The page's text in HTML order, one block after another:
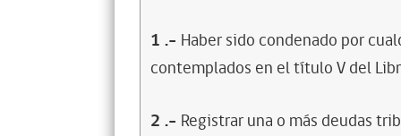
1 .- Haber sido condenado por
contemplados en el título V del
2 .- Registrar una o más deudas